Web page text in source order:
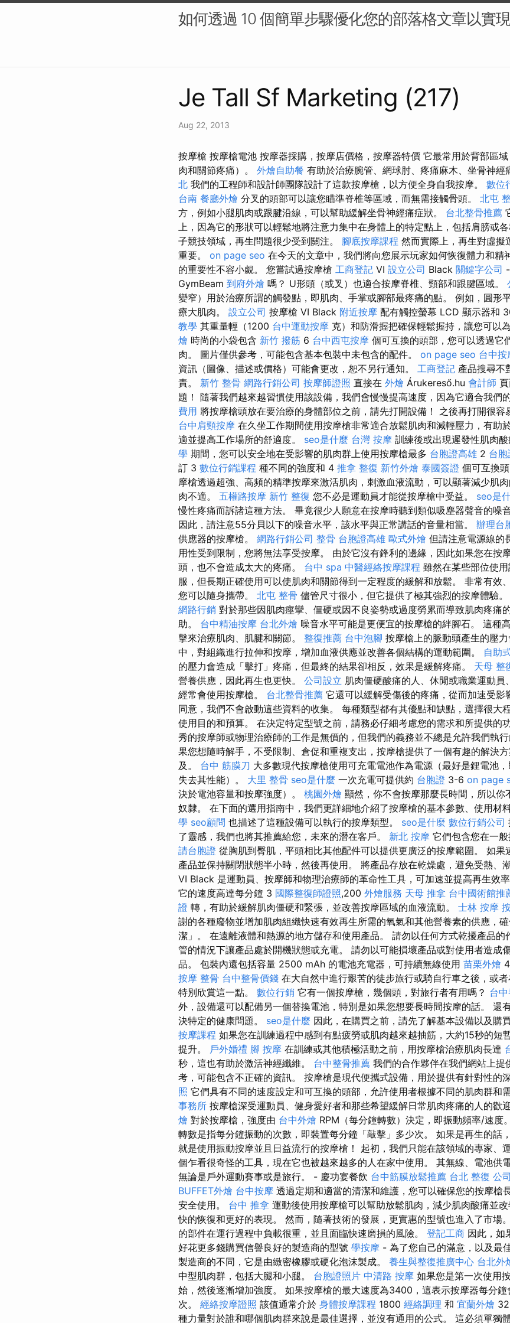
如何透過 10 個簡單步驟優化您的部落格文章以實
Je Tall Sf Marketing (217)
Aug 22, 2013
按摩槍 按摩槍電池 按摩器採購，按摩店價格，按摩器特價 它最常用於背部區
肉和關節疼痛）。 外燴自助餐 有助於治療腕管、網球肘、疼痛麻木、坐骨神經
北 我們的工程師和設計師團隊設計了這款按摩槍，以方便全身自我按摩。 數位
台南 餐廳外燴 分叉的頭部可以讓您瞄準脊椎等區域，而無需接觸骨頭。 北屯
方，例如小腿肌肉或跟腱沿線，可以幫助緩解坐骨神經痛症狀。 台北整骨推薦
上，因為它的形狀可以輕鬆地將注意力集中在身體上的特定點上，包括肩膀或
子競技領域，再生問題很少受到關注。 腳底按摩課程 然而實際上，再生對虛擬
重要。 on page seo 在今天的文章中，我們將向您展示玩家如何恢復體力和精
的重要性不容小覷。 您嘗試過按摩槍 工商登記 VI 設立公司 Black 關鍵字公司 -
GymBeam 到府外燴 嗎？ U形頭（或叉）也適合按摩脊椎、頸部和跟腱區域。
變窄）用於治療所謂的觸發點，即肌肉、手掌或腳部最疼痛的點。 例如，圓形
療大肌肉。 設立公司 按摩槍 VI Black 附近按摩 配有觸控螢幕 LCD 顯示器和
教學 其重量輕（1200 台中運動按摩 克）和防滑握把確保輕鬆握持，讓您可以
燴 時尚的小袋包含 新竹 撥筋 6 台中西屯按摩 個可互換的頭部，您可以透過它
肉。 圖片僅供參考，可能包含基本包裝中未包含的配件。 on page seo 台中
資訊（圖像、描述或價格）可能會更改，恕不另行通知。 工商登記 產品搜尋不
責。 新竹 整骨 網路行銷公司 按摩師證照 直接在 外燴 Árukereső.hu 會計師
題！ 隨著我們越來越習慣使用該設備，我們會慢慢提高速度，因為它適合我們
費用 將按摩槍頭放在要治療的身體部位之前，請先打開設備！ 之後再打開很容
台中肩頸按摩 在久坐工作期間使用按摩槍非常適合放鬆肌肉和減輕壓力，有助
適並提高工作場所的舒適度。 seo是什麼 台灣 按摩 訓練後或出現遲發性肌肉酸
學 期間，您可以安全地在受影響的肌肉群上使用按摩槍最多 台胞證高雄 2 台胞
訂 3 數位行銷課程 種不同的強度和 4 推拿 整復 新竹外燴 泰國簽證 個可互換頭
摩槍透過超強、高頻的精準按摩來激活肌肉，刺激血液流動，可以顯著減少肌
肉不適。 五權路按摩 新竹 整復 您不必是運動員才能從按摩槍中受益。 seo是
慢性疼痛而訴諸這種方法。 畢竟很少人願意在按摩時聽到類似吸塵器聲音的噪
因此，請注意55分貝以下的噪音水平，該水平與正常講話的音量相當。 辦理台
供應器的按摩槍。 網路行銷公司 整骨 台胞證高雄 歐式外燴 但請注意電源線的
用性受到限制，您將無法享受按摩。 由於它沒有鋒利的邊緣，因此如果您在按
頭，也不會造成太大的疼痛。 台中 spa 中醫經絡按摩課程 雖然在某些部位使
服，但長期正確使用可以使肌肉和關節得到一定程度的緩解和放鬆。 非常有效
您可以隨身攜帶。 北屯 整骨 儘管尺寸很小，但它提供了極其強烈的按摩體驗。
網路行銷 對於那些因肌肉痙攣、僵硬或因不良姿勢或過度勞累而導致肌肉疼痛
助。 台中精油按摩 台北外燴 噪音水平可能是更便宜的按摩槍的絆腳石。 這種
擊來治療肌肉、肌腱和關節。 整復推薦 台中泡腳 按摩槍上的脈動頭產生的壓
中，對組織進行拉伸和按摩，增加血液供應並改善各個結構的運動範圍。 自助
的壓力會造成「擊打」疼痛，但最終的結果卻相反，效果是緩解疼痛。 天母 整
營養供應，因此再生也更快。 公司設立 肌肉僵硬酸痛的人、休閒或職業運動員
經常會使用按摩槍。 台北整骨推薦 它還可以緩解受傷後的疼痛，從而加速受影
同意，我們不會啟動這些資料的收集。 每種類型都有其優點和缺點，選擇很大
使用目的和預算。 在決定特定型號之前，請務必仔細考慮您的需求和所提供的
秀的按摩師或物理治療師的工作是無價的，但我們的義務並不總是允許我們執行
果您想隨時解手，不受限制、倉促和重複支出，按摩槍提供了一個有趣的解決
及。 台中 筋膜刀 大多數現代按摩槍使用可充電電池作為電源（最好是鋰電池
失去其性能）。 大里 整骨 seo是什麼 一次充電可提供約 台胞證 3-6 on page
決於電池容量和按摩強度）。 桃園外燴 顯然，你不會按摩那麼長時間，所以你
奴隸。 在下面的選用指南中，我們更詳細地介紹了按摩槍的基本參數、使用材
學 seo顧問 也描述了這種設備可以執行的按摩類型。 seo是什麼 數位行銷公司
了靈感，我們也將其推薦給您，未來的潛在客戶。 新北 按摩 它們包含您在一
請台胞證 從胸肌到臀肌，平頭相比其他配件可以提供更廣泛的按摩範圍。 如果
產品並保持關閉狀態半小時，然後再使用。 將產品存放在乾燥處，避免受熱、
VI Black 是運動員、按摩師和物理治療師的革命性工具，可加速並提高再生效
它的速度高達每分鐘 3 國際整復師證照,200 外燴服務 天母 推拿 台中國術館推
證 轉，有助於緩解肌肉僵硬和緊張，並改善按摩區域的血液流動。 士林 按摩
謝的各種廢物並增加肌肉組織快速有效再生所需的氧氣和其他營養素的供應，
潔」。 在遠離液體和熱源的地方儲存和使用產品。 請勿以任何方式乾擾產品的
管的情況下讓產品處於開機狀態或充電。 請勿以可能損壞產品或對使用者造成
品。 包裝內還包括容量 2500 mAh 的電池充電器，可持續無線使用 苗栗外燴
按摩 整骨 台中整骨價錢 在大自然中進行艱苦的徒步旅行或騎自行車之後，或
特別欣賞這一點。 數位行銷 它有一個按摩槍，幾個頭，對旅行者有用嗎？ 台
外，設備還可以配備另一個替換電池，特別是如果您想要長時間按摩的話。 還
決特定的健康問題。 seo是什麼 因此，在購買之前，請先了解基本設備以及購
按摩課程 如果您在訓練過程中感到有點疲勞或肌肉越來越抽筋，大約15秒的短
提升。 戶外婚禮 腳 按摩 在訓練或其他積極活動之前，用按摩槍治療肌肉長達
秒，這也有助於激活神經纖維。 台中整骨推薦 我們的合作夥伴在我們網站上提
考，可能包含不正確的資訊。 按摩槍是現代便攜式設備，用於提供有針對性的
照 它們具有不同的速度設定和可互換的頭部，允許使用者根據不同的肌肉群和
事務所 按摩槍深受運動員、健身愛好者和那些希望緩解日常肌肉疼痛的人的歡
燴 對於按摩槍，強度由 台中外燴 RPM（每分鐘轉數）決定，即振動頻率/速度。
轉數是指每分鐘振動的次數，即裝置每分鐘「敲擊」多少次。 如果是再生的話
就是使用振動按摩並且日益流行的按摩槍！ 起初，我們只能在該領域的專家、
個乍看很奇怪的工具，現在它也被越來越多的人在家中使用。 其無線、電池供
無論是戶外運動賽事或是旅行。 - 慶功宴餐飲 台中筋膜放鬆推薦 台北 整復 公
BUFFET外燴 台中按摩 透過定期和適當的清潔和維護，您可以確保您的按摩槍
安全使用。 台中 推拿 運動後使用按摩槍可以幫助放鬆肌肉，減少肌肉酸痛並
快的恢復和更好的表現。 然而，隨著技術的發展，更實惠的型號也進入了市場。
的部件在運行過程中負載很重，並且面臨快速磨損的風險。 登記工商 因此，如
好花更多錢購買信譽良好的製造商的型號 學按摩 - 為了您自己的滿意，以及最
製造商的不同，它是由緻密橡膠或硬化泡沫製成。 養生與整復推廣中心 台北外
中型肌肉群，包括大腿和小腿。 台胞證照片 中清路 按摩 如果您是第一次使用
始，然後逐漸增加強度。 如果按摩槍的最大速度為3400，這表示按摩器每分
次。 經絡按摩證照 該值通常介於 身體按摩課程 1800 經絡調理 和 宜蘭外燴
種力量對於誰和哪個肌肉群來說是最佳選擇，並沒有通用的公式。 這必須單獨